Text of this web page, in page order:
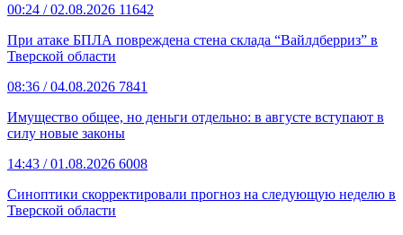
00:24 / 02.08.2026 11642
При атаке БПЛА повреждена стена склада “Вайлдберриз” в
Тверской области
08:36 / 04.08.2026 7841
Имущество общее, но деньги отдельно: в августе вступают в
силу новые законы
14:43 / 01.08.2026 6008
Синоптики скорректировали прогноз на следующую неделю в
Тверской области